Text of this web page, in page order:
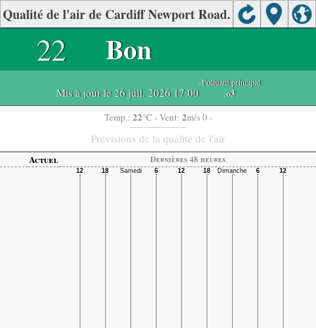
Qualité de l'air de Cardiff Newport Road.
22 Bon
Mis à jour le 26 juil. 2026 17:00
-Polluant principal
:o3
Temp.: 22°C - Vent: 2m/s 0 -
Prévisions de la qualité de l'air
Actuel Dernières 48 heures